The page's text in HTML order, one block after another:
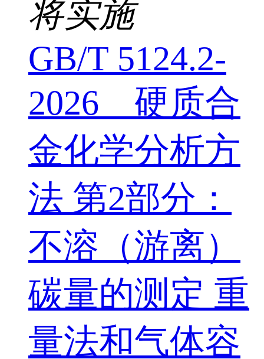
将实施
GB/T 5124.2-
2026 硬质合
金化学分析方
法 第2部分：
不溶（游离）
碳量的测定 重
量法和气体容